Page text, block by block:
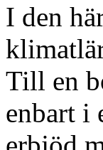
I den
Till en
enbart i